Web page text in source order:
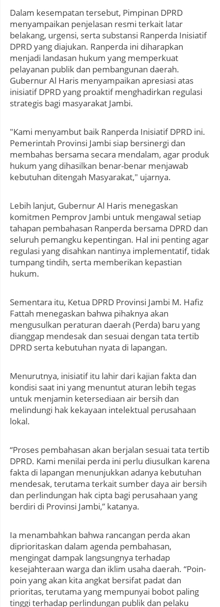
Dalam kesempatan tersebut, Pimpinan DPRD
menyampaikan penjelasan resmi terkait latar
belakang, urgensi, serta substansi Ranperda Inisiatif
DPRD yang diajukan. Ranperda ini diharapkan
menjadi landasan hukum yang memperkuat
pelayanan publik dan pembangunan daerah.
Gubernur Al Haris menyampaikan apresiasi atas
inisiatif DPRD yang proaktif menghadirkan regulasi
strategis bagi masyarakat Jambi.
"Kami menyambut baik Ranperda Inisiatif DPRD ini.
Pemerintah Provinsi Jambi siap bersinergi dan
membahas bersama secara mendalam, agar produk
hukum yang dihasilkan benar-benar menjawab
kebutuhan ditengah Masyarakat," ujarnya.
Lebih lanjut, Gubernur Al Haris menegaskan
komitmen Pemprov Jambi untuk mengawal setiap
tahapan pembahasan Ranperda bersama DPRD dan
seluruh pemangku kepentingan. Hal ini penting agar
regulasi yang disahkan nantinya implementatif, tidak
tumpang tindih, serta memberikan kepastian
hukum.
Sementara itu, Ketua DPRD Provinsi Jambi M. Hafiz
Fattah menegaskan bahwa pihaknya akan
mengusulkan peraturan daerah (Perda) baru yang
dianggap mendesak dan sesuai dengan tata tertib
DPRD serta kebutuhan nyata di lapangan.
Menurutnya, inisiatif itu lahir dari kajian fakta dan
kondisi saat ini yang menuntut aturan lebih tegas
untuk menjamin ketersediaan air bersih dan
melindungi hak kekayaan intelektual perusahaan
lokal.
“Proses pembahasan akan berjalan sesuai tata tertib
DPRD. Kami menilai perda ini perlu diusulkan karena
fakta di lapangan menunjukkan adanya kebutuhan
mendesak, terutama terkait sumber daya air bersih
dan perlindungan hak cipta bagi perusahaan yang
berdiri di Provinsi Jambi,” katanya.
Ia menambahkan bahwa rancangan perda akan
diprioritaskan dalam agenda pembahasan,
mengingat dampak langsungnya terhadap
kesejahteraan warga dan iklim usaha daerah. “Poin-
poin yang akan kita angkat bersifat padat dan
prioritas, terutama yang mempunyai bobot paling
tinggi terhadap perlindungan publik dan pelaku